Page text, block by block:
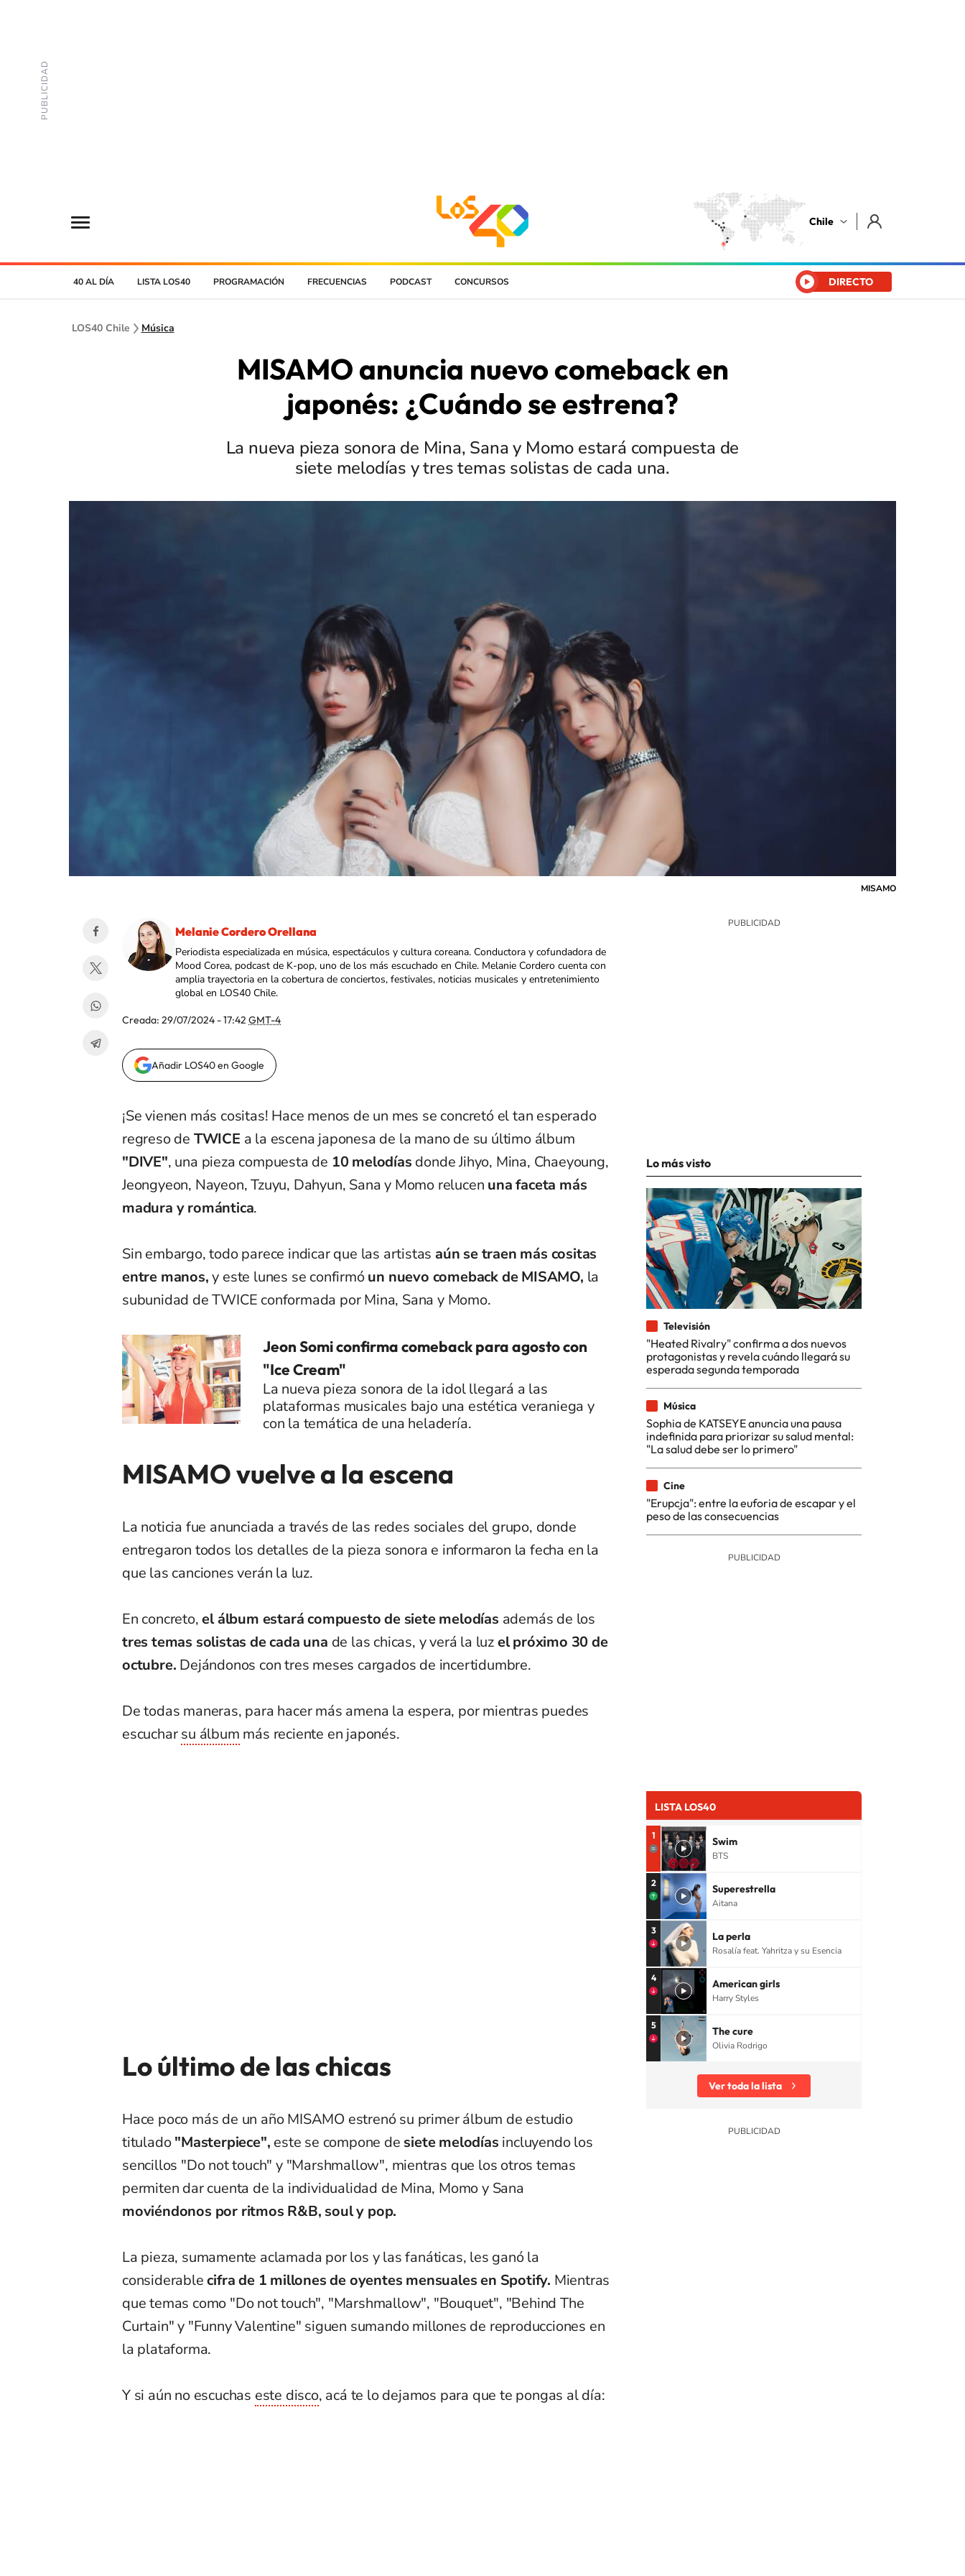
Chile
40 AL DÍA LISTA LOS40 PROGRAMACIÓN FRECUENCIAS PODCAST CONCURSOS DIRECTO
LOS40 Chile Música
MISAMO anuncia nuevo comeback en
japonés: ¿Cuándo se estrena?
La nueva pieza sonora de Mina, Sana y Momo estará compuesta de
siete melodías y tres temas solistas de cada una.
MISAMO
Melanie Cordero Orellana
Periodista especializada en música, espectáculos y cultura coreana. Conductora y cofundadora de
Mood Corea, podcast de K-pop, uno de los más escuchado en Chile. Melanie Cordero cuenta con
amplia trayectoria en la cobertura de conciertos, festivales, noticias musicales y entretenimiento
global en LOS40 Chile.
Creada: 29/07/2024 - 17:42 GMT-4
Añadir LOS40 en Google
¡Se vienen más cositas! Hace menos de un mes se concretó el tan esperado
regreso de TWICE a la escena japonesa de la mano de su último álbum
"DIVE", una pieza compuesta de 10 melodías donde Jihyo, Mina, Chaeyoung,
Jeongyeon, Nayeon, Tzuyu, Dahyun, Sana y Momo relucen una faceta más
madura y romántica.
Sin embargo, todo parece indicar que las artistas aún se traen más cositas
entre manos,y este lunes se confirmóun nuevo comeback de MISAMO, la
subunidad de TWICE conformada por Mina, Sana y Momo.
Jeon Somi confirma comeback para agosto con
"Ice Cream"
La nueva pieza sonora de la idol llegará a las
plataformas musicales bajo una estética veraniega y
con la temática de una heladería.
MISAMO vuelve a la escena
La noticia fue anunciada a través de las redes sociales del grupo, donde
entregaron todos los detalles de la pieza sonora e informaron la fecha en la
que las canciones verán la luz.
En concreto,el álbum estará compuesto de siete melodías además de los
tres temas solistas de cada una de las chicas, y verá la luzel próximo 30 de
octubre. Dejándonos con tres meses cargados de incertidumbre.
De todas maneras, para hacer más amena la espera, por mientras puedes
escucharsu álbum más reciente en japonés.
Lo último de las chicas
Hace poco más de un año MISAMO estrenó su primer álbum de estudio
titulado"Masterpiece", este se compone de siete melodías incluyendo los
sencillos "Do not touch" y "Marshmallow", mientras que los otros temas
permiten dar cuenta de la individualidad de Mina, Momo y Sana
moviéndonos por ritmos R&B, soul y pop.
La pieza, sumamente aclamada por los y las fanáticas, les ganó la
considerablecifra de 1 millones de oyentes mensuales en Spotify. Mientras
que temas como "Do not touch", "Marshmallow", "Bouquet", "Behind The
Curtain" y "Funny Valentine" siguen sumando millones de reproducciones en
la plataforma.
Y si aún no escuchas este disco, acá te lo dejamos para que te pongas al día:
Lo más visto
Televisión
"Heated Rivalry" confirma a dos nuevos
protagonistas y revela cuándo llegará su
esperada segunda temporada
Música
Sophia de KATSEYE anuncia una pausa
indefinida para priorizar su salud mental:
"La salud debe ser lo primero"
Cine
"Erupcja": entre la euforia de escapar y el
peso de las consecuencias
LISTA LOS40
1 Swim
BTS
2 Superestrella
Aitana
3 La perla
Rosalía feat. Yahritza y su Esencia
4 American girls
Harry Styles
5 The cure
Olivia Rodrigo
Ver toda la lista